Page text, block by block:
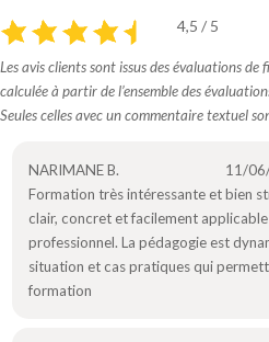
4,5 / 5
Les avis clients sont issus des évaluations
calculée à partir de l’ensemble des
Seules celles avec un commentaire textuel
NARIMANE B. 11/
Formation très intéressante et bien
clair, concret et facilement
professionnel. La pédagogie est
situation et cas pratiques qui
formation